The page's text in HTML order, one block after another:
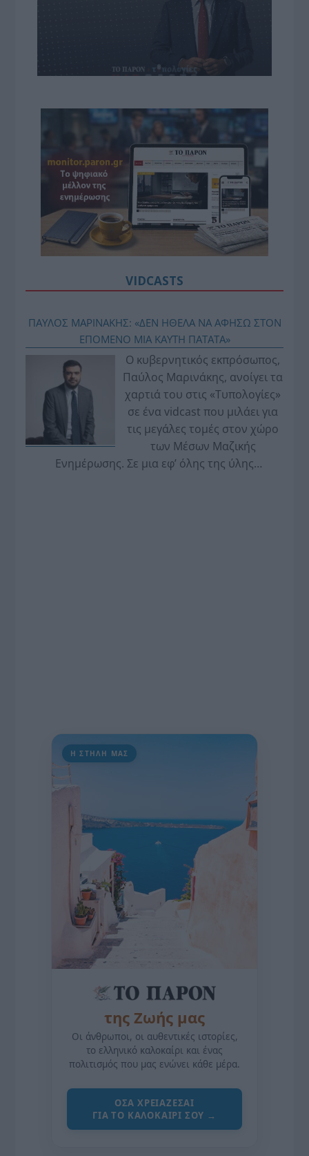
VIDCASTS
ΠΑΥΛΟΣ ΜΑΡΙΝΑΚΗΣ: «ΔΕΝ ΗΘΕΛΑ ΝΑ ΑΦΗΣΩ ΣΤΟΝ
ΕΠΟΜΕΝΟ ΜΙΑ ΚΑΥΤΗ ΠΑΤΑΤΑ»
Ο κυβερνητικός εκπρόσωπος,
Παύλος Μαρινάκης, ανοίγει τα
χαρτιά του στις «Τυπολογίες»
σε ένα vidcast που μιλάει για
τις μεγάλες τομές στον χώρο
των Μέσων Μαζικής
Ενημέρωσης. Σε μια εφ’ όλης της ύλης
Η ΣΤΗΛΗ ΜΑΣ
της Ζωής μας
Οι άνθρωποι, οι αυθεντικές ιστορίες,
το ελληνικό καλοκαίρι και ένας
πολιτισμός που μας ενώνει κάθε μέρα.
ΌΣΑ ΧΡΕΙΆΖΕΣΑΙ
ΓΙΑ ΤΟ ΚΑΛΟΚΑΊΡΙ ΣΟΥ →